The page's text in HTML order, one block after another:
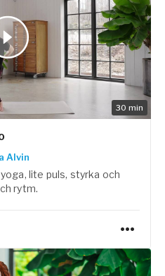
30 min
Alvin
lite puls, styrka och
rytm.